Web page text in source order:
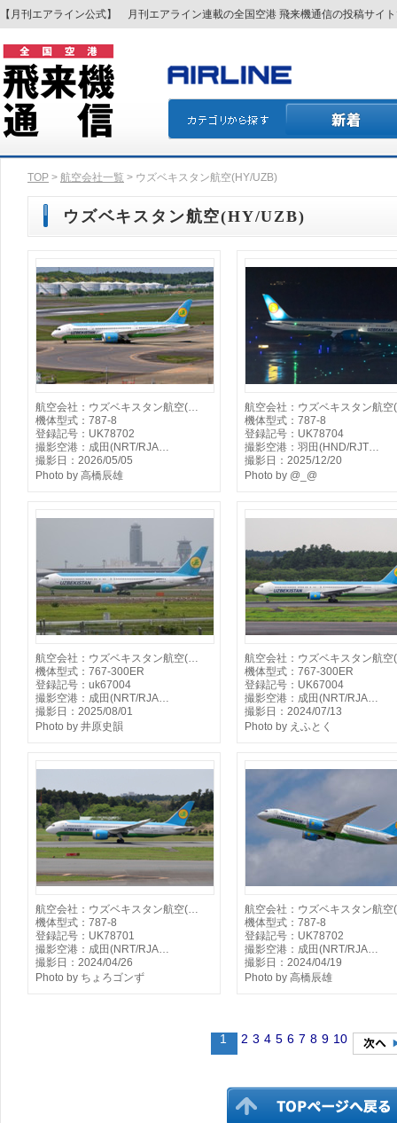
【月刊エアライン公式】 月刊エアライン連載の全国空港 飛来機通信の投稿サイ
TOP > 航空会社一覧 > ウズベキスタン航空(HY/UZB)
ウズベキスタン航空(HY/UZB)
航空会社：ウズベキスタン航空(…
機体型式：787-8
登録記号：UK78702
撮影空港：成田(NRT/RJA…
撮影日：2026/05/05
Photo by 高橋辰雄
航空会社：ウズベキスタン航
機体型式：787-8
登録記号：UK78704
撮影空港：羽田(HND/RJT…
撮影日：2025/12/20
Photo by @_@
航空会社：ウズベキスタン航空(…
機体型式：767-300ER
登録記号：uk67004
撮影空港：成田(NRT/RJA…
撮影日：2025/08/01
Photo by 井原史韻
航空会社：ウズベキスタン航
機体型式：767-300ER
登録記号：UK67004
撮影空港：成田(NRT/RJA…
撮影日：2024/07/13
Photo by えふとく
航空会社：ウズベキスタン航空(…
機体型式：787-8
登録記号：UK78701
撮影空港：成田(NRT/RJA…
撮影日：2024/04/26
Photo by ちょろゴンず
航空会社：ウズベキスタン航
機体型式：787-8
登録記号：UK78702
撮影空港：成田(NRT/RJA…
撮影日：2024/04/19
Photo by 高橋辰雄
1 2 3 4 5 6 7 8 9 10